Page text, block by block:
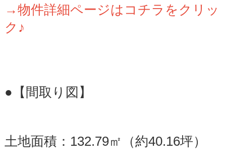
→物件詳細ページはコチラをクリッ
ク♪
●【間取り図】
土地面積：132.79㎡（約40.16坪）